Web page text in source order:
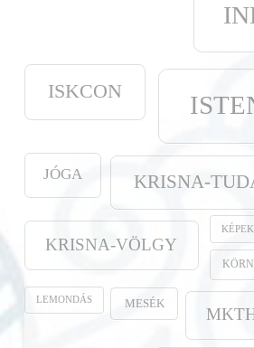
ISKCON
JÓGA KRISNA-
KRISNA-VÖLGY
KÉPEK
LEMONDÁS MESÉK